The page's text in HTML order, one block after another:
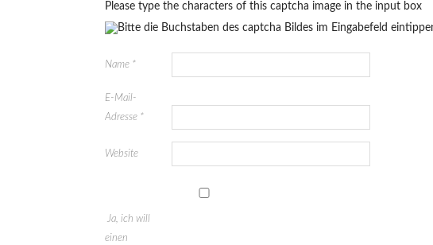
Please type the characters of this captcha image in the input box
Name *
E-Mail-
Adresse *
Website
Ja, ich will
einen